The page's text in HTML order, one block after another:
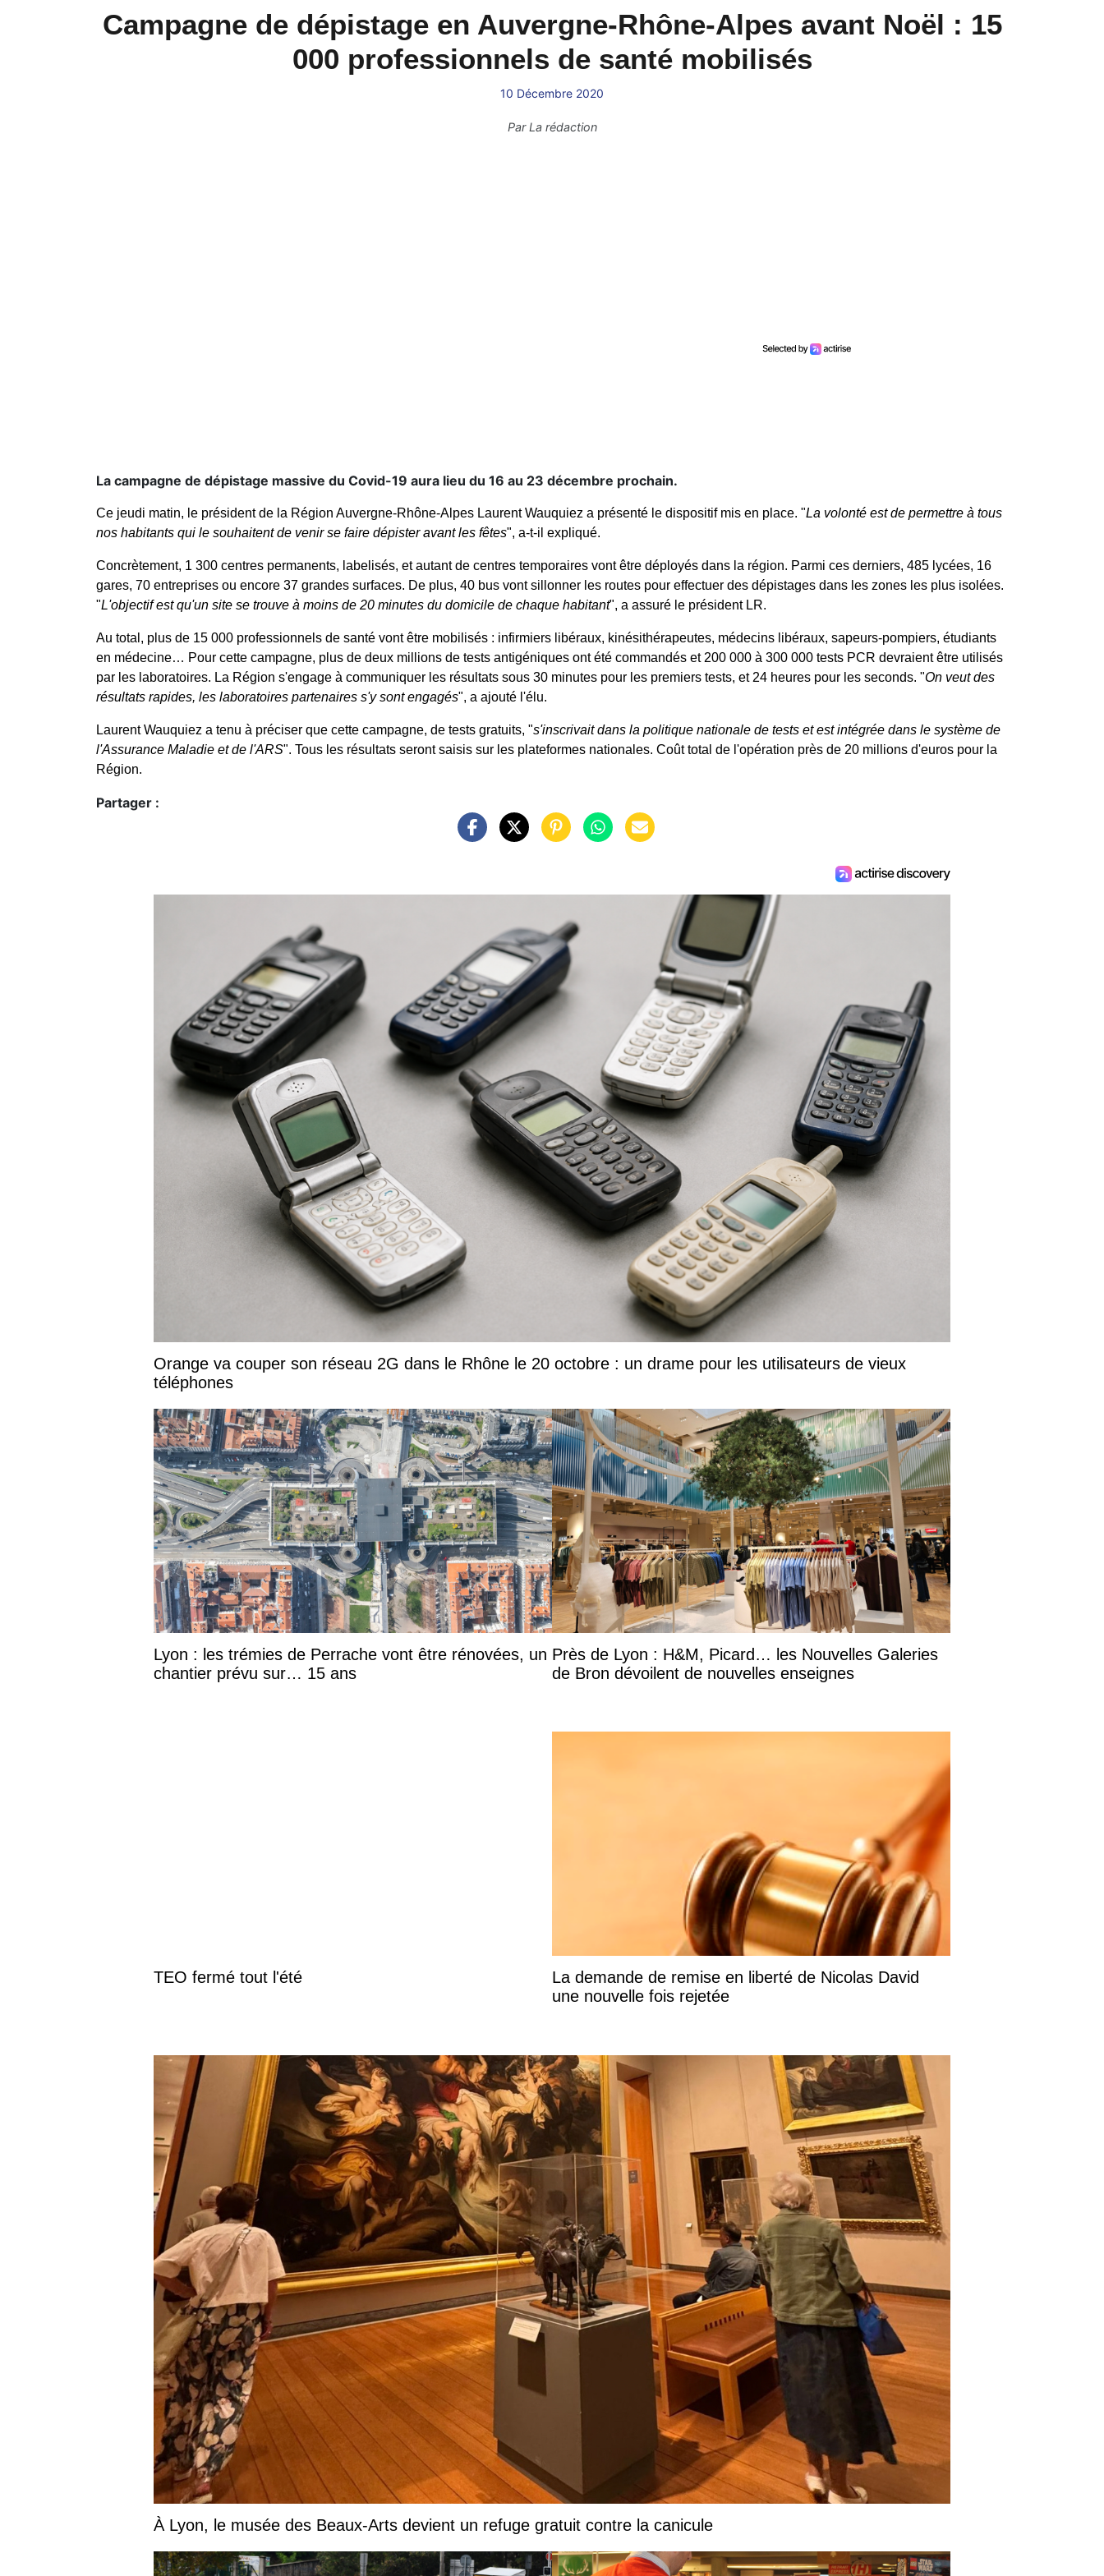
Campagne de dépistage en Auvergne-Rhône-Alpes avant Noël : 15
000 professionnels de santé mobilisés
10 Décembre 2020
ParLa rédaction
La campagne de dépistage massive du Covid-19 aura lieu du 16 au 23 décembre prochain.
Ce jeudi matin, le président de la Région Auvergne-Rhône-Alpes Laurent Wauquiez a présenté le dispositif mis en place. "La volonté est de permettre à tous
nos habitants qui le souhaitent de venir se faire dépister avant les fêtes", a-t-il expliqué.
Concrètement, 1 300 centres permanents, labelisés, et autant de centres temporaires vont être déployés dans la région. Parmi ces derniers, 485 lycées, 16
gares, 70 entreprises ou encore 37 grandes surfaces. De plus, 40 bus vont sillonner les routes pour effectuer des dépistages dans les zones les plus isolées.
"L'objectif est qu'un site se trouve à moins de 20 minutes du domicile de chaque habitant", a assuré le président LR.
Au total, plus de 15 000 professionnels de santé vont être mobilisés : infirmiers libéraux, kinésithérapeutes, médecins libéraux, sapeurs-pompiers, étudiants
en médecine… Pour cette campagne, plus de deux millions de tests antigéniques ont été commandés et 200 000 à 300 000 tests PCR devraient être utilisés
par les laboratoires. La Région s'engage à communiquer les résultats sous 30 minutes pour les premiers tests, et 24 heures pour les seconds. "On veut des
résultats rapides, les laboratoires partenaires s'y sont engagés", a ajouté l'élu.
Laurent Wauquiez a tenu à préciser que cette campagne, de tests gratuits, "s'inscrivait dans la politique nationale de tests et est intégrée dans le système de
l'Assurance Maladie et de l'ARS". Tous les résultats seront saisis sur les plateformes nationales. Coût total de l'opération près de 20 millions d'euros pour la
Région.
Partager :
Orange va couper son réseau 2G dans le Rhône le 20 octobre : un drame pour les utilisateurs de vieux
téléphones
Lyon : les trémies de Perrache vont être rénovées, un
chantier prévu sur… 15 ans
Près de Lyon : H&M, Picard… les Nouvelles Galeries
de Bron dévoilent de nouvelles enseignes
TEO fermé tout l'été
La demande de remise en liberté de Nicolas David
une nouvelle fois rejetée
À Lyon, le musée des Beaux-Arts devient un refuge gratuit contre la canicule